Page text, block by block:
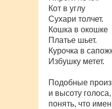
Кот в углу
Сухаpи толчет.
Кошка в окошке
Платье шьет.
Курочка в
Избушку метет.
Подобные
и высоту
понять, что